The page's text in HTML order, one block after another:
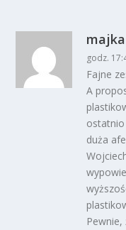
majka
godz.
Fajne
A
ostatnio
duża
Pewnie,